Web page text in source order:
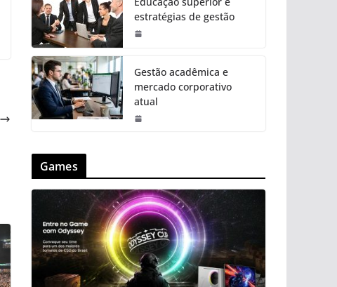
estratégias de gestão
Gestão acadêmica e
mercado corporativo
atual
Games